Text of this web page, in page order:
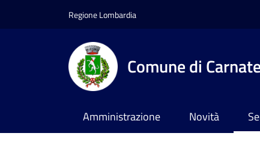
Regione Lombardia
Comune di Carnate
Amministrazione Novità